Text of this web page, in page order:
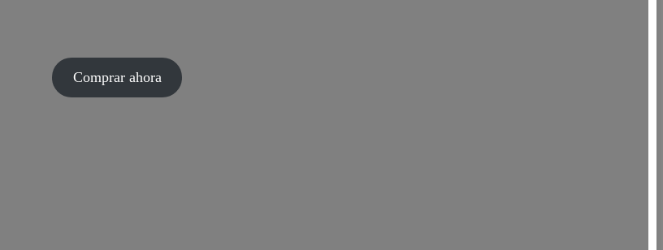
Comprar ahora